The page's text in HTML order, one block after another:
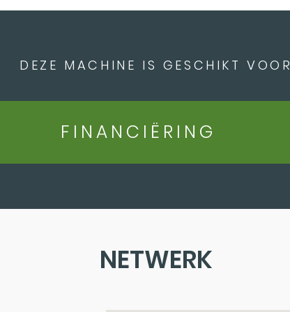
DEZE MACHINE IS GESCHIKT VOOR
FINANCIËRING
NETWERK